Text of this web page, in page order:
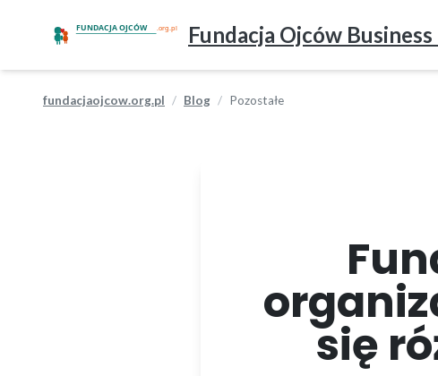
Fundacja Ojców
fundacjaojcow.org.pl Blog Pozostałe
się